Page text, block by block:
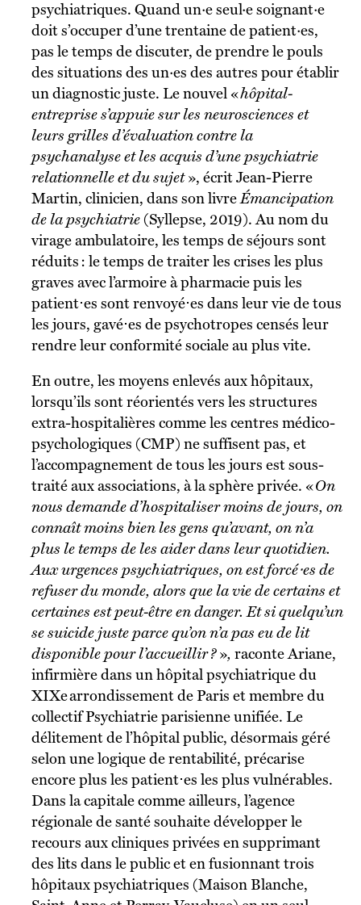
psychiatriques. Quand un·e seul·e soignant·e
doit s’occuper d’une trentaine de patient·es,
pas le temps de discuter, de prendre le pouls
des situations des un·es des autres pour établir
un diagnostic juste. Le nouvel «hôpital-
entreprise s’appuie sur les neurosciences et
leurs grilles d’évaluation contre la
psychanalyse et les acquis d’une psychiatrie
relationnelle et du sujet», écrit Jean-Pierre
Martin, clinicien, dans son livreÉmancipation
de la psychiatrie(Syllepse, 2019). Au nom du
virage ambulatoire, les temps de séjours sont
réduits : le temps de traiter les crises les plus
graves avec l’armoire à pharmacie puis les
patient⋅es sont renvoyé⋅es dans leur vie de tous
les jours, gavé⋅es de psychotropes censés leur
rendre leur conformité sociale au plus vite.
En outre, les moyens enlevés aux hôpitaux,
lorsqu’ils sont réorientés vers les structures
extra-hospitalières comme les centres médico-
psychologiques (CMP) ne suffisent pas, et
l’accompagnement de tous les jours est sous-
traité aux associations, à la sphère privée. «On
nous demande d’hospitaliser moins de jours, on
connaît moins bien les gens qu’avant, on n’a
plus le temps de les aider dans leur quotidien.
Aux urgences psychiatriques, on est forcé⋅es de
refuser du monde, alors que la vie de certains et
certaines est peut-être en danger. Et si quelqu’un
se suicide juste parce qu’on n’a pas eu de lit
disponible pour l’accueillir ?», raconte Ariane,
infirmière dans un hôpital psychiatrique du
XIXe arrondissement de Paris et membre du
collectif Psychiatrie parisienne unifiée. Le
délitement de l’hôpital public, désormais géré
selon une logique de rentabilité, précarise
encore plus les patient⋅es les plus vulnérables.
Dans la capitale comme ailleurs, l’agence
régionale de santé souhaite développer le
recours aux cliniques privées en supprimant
des lits dans le public et en fusionnant trois
hôpitaux psychiatriques (Maison Blanche,